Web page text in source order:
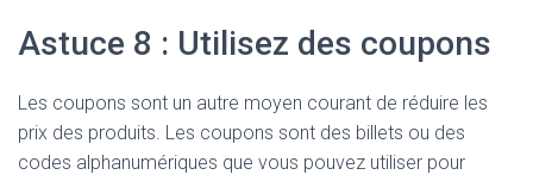
Astuce 8 : Utilisez des coupons
Les coupons sont un autre moyen courant de réduire les
prix des produits. Les coupons sont des billets ou des
codes alphanumériques que vous pouvez utiliser pour